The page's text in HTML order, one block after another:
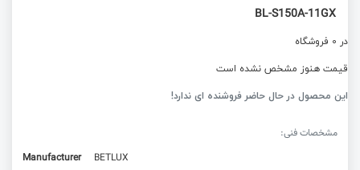
BL-S150A-11GX
در 0 فروشگاه
قیمت هنوز مشخص نشده است
این محصول در حال حاضر فروشنده ای ندارد!
مشخصات فنی:
Manufacturer
BETLUX